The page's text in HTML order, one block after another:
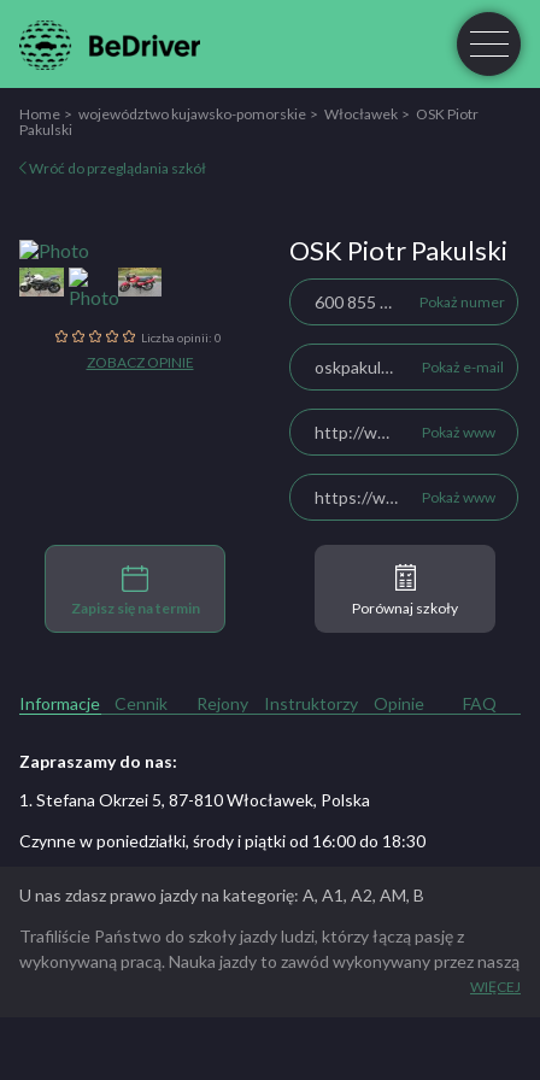
Home województwo kujawsko-pomorskie Włocławek
OSK Piotr
Pakulski
Wróć do przeglądania szkół
Liczba opinii: 0
ZOBACZ OPINIE
OSK Piotr Pakulski
600 855 965 Pokaż numer
oskpakulski@gmail.com Pokaż e-mail
http://www.oskpiotrpakulski.pl Pokaż www
https://www.facebook.com/OSK-Piotr-Pakulski-203842669626349/ Pokaż www
Zapisz się na termin Porównaj szkoły
Informacje Cennik Rejony Instruktorzy Opinie FAQ
Zapraszamy do nas:
1. Stefana Okrzei 5, 87-810 Włocławek, Polska
Czynne w poniedziałki, środy i piątki od 16:00 do 18:30
U nas zdasz prawo jazdy na kategorię: A, A1, A2, AM, B
Trafiliście Państwo do szkoły jazdy ludzi, którzy łączą pasję z
wykonywaną pracą. Nauka jazdy to zawód wykonywany przez naszą
StefanWIĘCEJ